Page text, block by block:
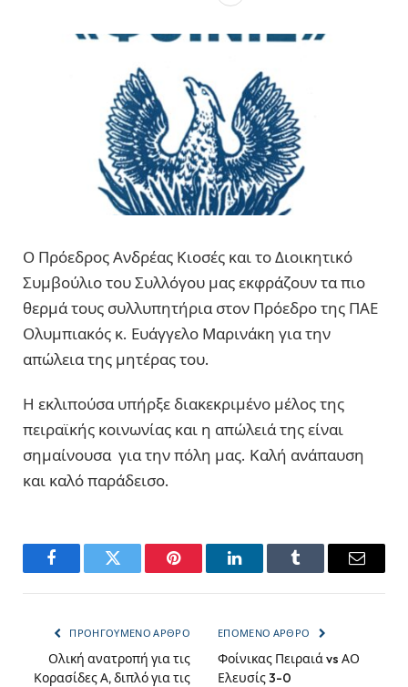
Ο Πρόεδρος Ανδρέας Κιοσές και το Διοικητικό
Συμβούλιο του Συλλόγου μας εκφράζουν τα πιο
θερμά τους συλλυπητήρια στον Πρόεδρο της ΠΑΕ
Ολυμπιακός κ. Ευάγγελο Μαρινάκη για την
απώλεια της μητέρας του.
Η εκλιπούσα υπήρξε διακεκριμένο μέλος της
πειραϊκής κοινωνίας και η απώλειά της είναι
σημαίνουσα για την πόλη μας. Καλή ανάπαυση
και καλό παράδεισο.
FacebookTwitter Pinterest LinkedInTumblr Email
ΠΡΟΗΓΟΎΜΕΝΟ ΆΡΘΡΟ
Ολική ανατροπή για τις
Κορασίδες Α, διπλό για τις
ΕΠΌΜΕΝΟ ΆΡΘΡΟ
Φοίνικας Πειραιά vs ΑΟ
Ελευσίς 3-0